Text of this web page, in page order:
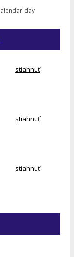
stiahnuť
stiahnuť
stiahnuť